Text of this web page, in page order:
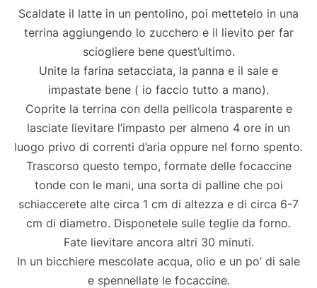
Scaldate il latte in un pentolino, poi mettetelo in una
terrina aggiungendo lo zucchero e il lievito per far
sciogliere bene quest’ultimo.
Unite la farina setacciata, la panna e il sale e
impastate bene ( io faccio tutto a mano).
Coprite la terrina con della pellicola trasparente e
lasciate lievitare l’impasto per almeno 4 ore in un
luogo privo di correnti d’aria oppure nel forno spento.
Trascorso questo tempo, formate delle focaccine
tonde con le mani, una sorta di palline che poi
schiaccerete alte circa 1 cm di altezza e di circa 6-7
cm di diametro. Disponetele sulle teglie da forno.
Fate lievitare ancora altri 30 minuti.
In un bicchiere mescolate acqua, olio e un po’ di sale
e spennellate le focaccine.